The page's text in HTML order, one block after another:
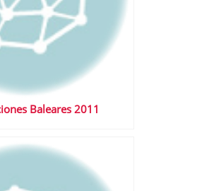
Baleares 2011